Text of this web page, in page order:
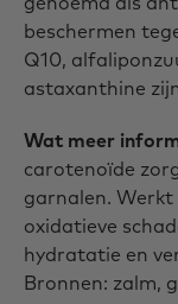
beschermen
Q10,
astaxanthine
Wat meer
carotenoïde
garnalen.
oxidatieve
hydratatie en
Bronnen: zalm,